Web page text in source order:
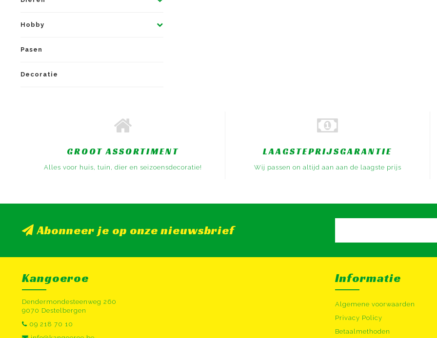
Hobby
Pasen
Decoratie
GROOT ASSORTIMENT
Alles voor huis, tuin, dier en seizoensdecoratie!
LAAGSTEPRIJSGARANTIE
Wij passen on altijd aan aan de laagste prijs
Abonneer je op onze nieuwsbrief
Kangoeroe
Dendermondesteenweg 260
9070 Destelbergen
09 218 70 10
Informatie
Algemene voorwaarden
Privacy Policy
Betaalmethoden